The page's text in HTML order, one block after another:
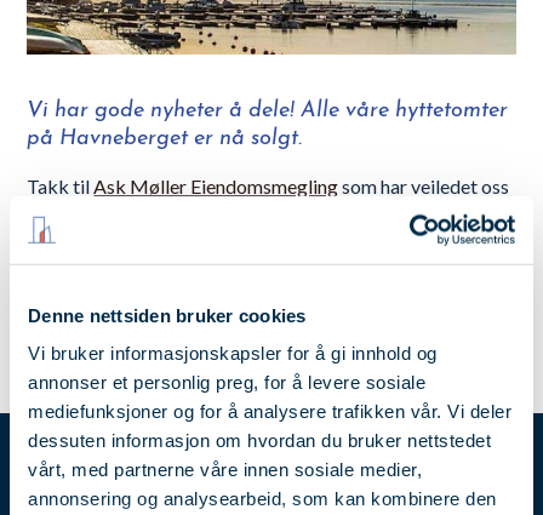
Denne nettsiden bruker cookies
Vi bruker informasjonskapsler for å gi innhold og
annonser et personlig preg, for å levere sosiale
mediefunksjoner og for å analysere trafikken vår. Vi deler
dessuten informasjon om hvordan du bruker nettstedet
vårt, med partnerne våre innen sosiale medier,
annonsering og analysearbeid, som kan kombinere den
Vi har gode nyheter å dele! Alle våre hyttetomter
på Havneberget er nå solgt.
Takk til Ask Møller Eiendomsmeglingsom har veiledet oss
gjennom hvert trinn på veien til salg. Effektiv
markedsføring, nettsider, grafisk utforming og annonsering
Eik.